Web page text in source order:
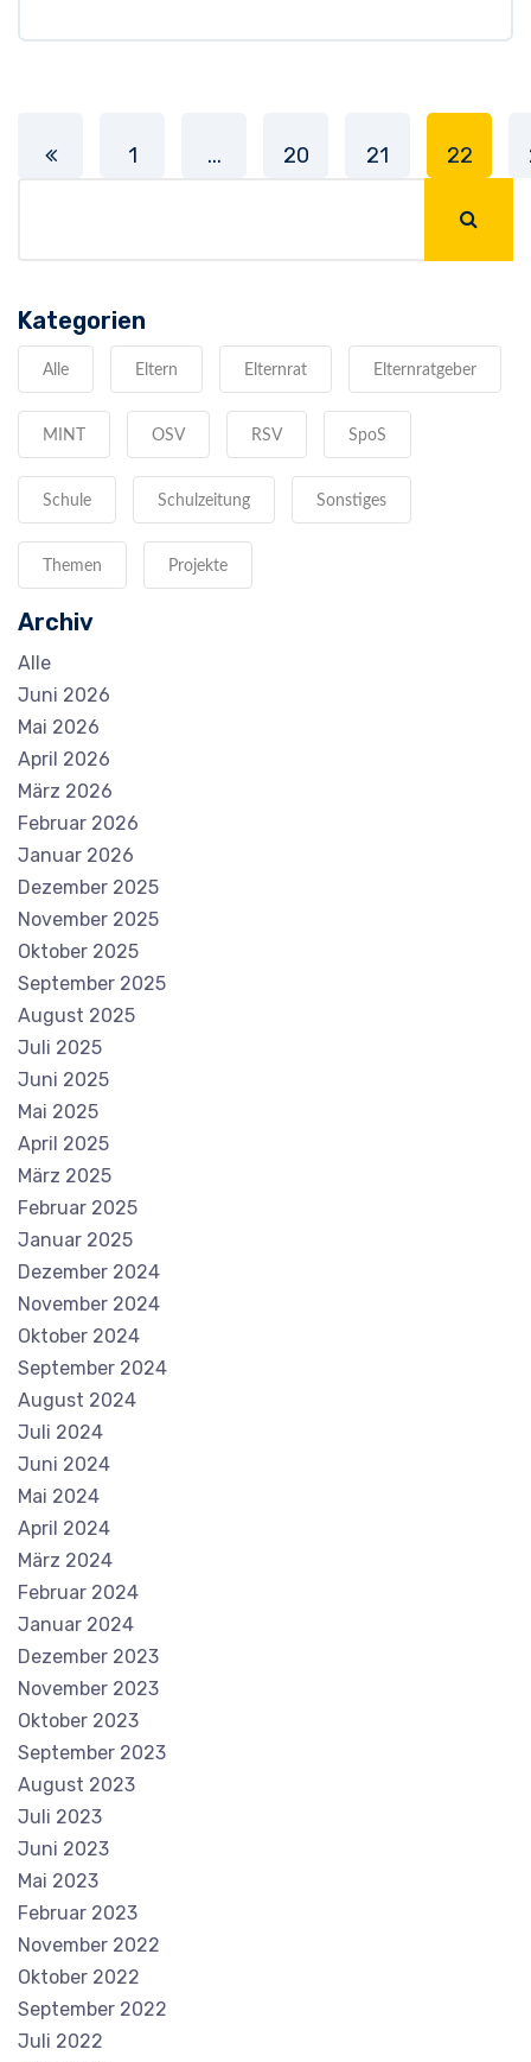
1 ... 20 21 22
Kategorien
Alle Eltern Elternrat Elternratgeber
MINT OSV RSV SpoS
Schule Schulzeitung Sonstiges
Themen Projekte
Archiv
Alle
Juni 2026
Mai 2026
April 2026
März 2026
Februar 2026
Januar 2026
Dezember 2025
November 2025
Oktober 2025
September 2025
August 2025
Juli 2025
Juni 2025
Mai 2025
April 2025
März 2025
Februar 2025
Januar 2025
Dezember 2024
November 2024
Oktober 2024
September 2024
August 2024
Juli 2024
Juni 2024
Mai 2024
April 2024
März 2024
Februar 2024
Januar 2024
Dezember 2023
November 2023
Oktober 2023
September 2023
August 2023
Juli 2023
Juni 2023
Mai 2023
Februar 2023
November 2022
Oktober 2022
September 2022
Juli 2022